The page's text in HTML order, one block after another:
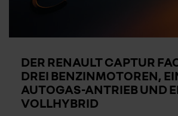
DER RENAULT CAPTUR
DREI BENZINMOTOREN,
AUTOGAS-ANTRIEB UND
VOLLHYBRID